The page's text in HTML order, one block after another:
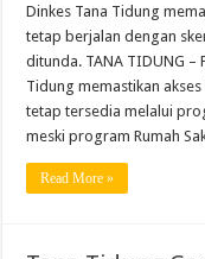
Dinkes Tana Tidung
tetap berjalan dengan
ditunda. TANA TIDUNG –
Tidung memastikan
tetap tersedia melalui
meski program Rumah
Read More »